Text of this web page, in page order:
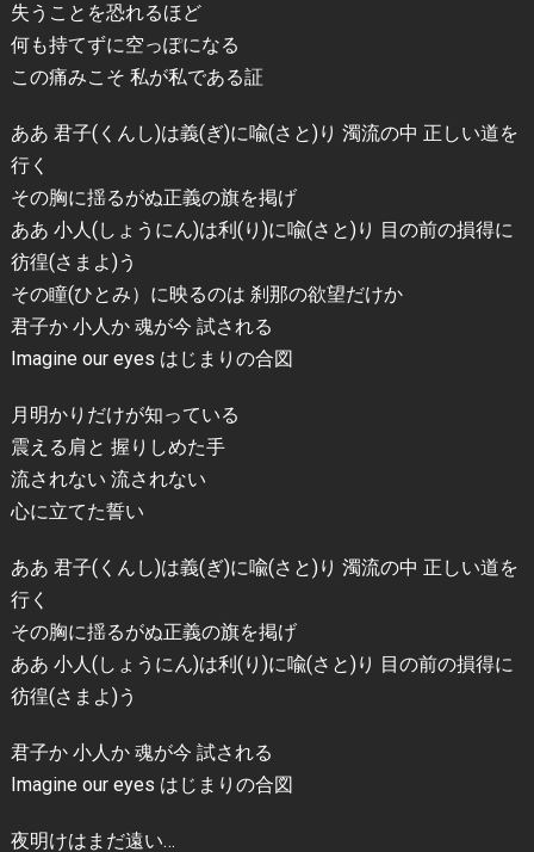
失うことを恐れるほど
何も持てずに空っぽになる
この痛みこそ 私が私である証
ああ 君子(くんし)は義(ぎ)に喩(さと)り 濁流の中 正しい道を
行く
その胸に揺るがぬ正義の旗を掲げ
ああ 小人(しょうにん)は利(り)に喩(さと)り 目の前の損得に
彷徨(さまよ)う
その瞳(ひとみ）に映るのは 刹那の欲望だけか
君子か 小人か 魂が今 試される
Imagine our eyes はじまりの合図
月明かりだけが知っている
震える肩と 握りしめた手
流されない 流されない
心に立てた誓い
ああ 君子(くんし)は義(ぎ)に喩(さと)り 濁流の中 正しい道を
行く
その胸に揺るがぬ正義の旗を掲げ
ああ 小人(しょうにん)は利(り)に喩(さと)り 目の前の損得に
彷徨(さまよ)う
君子か 小人か 魂が今 試される
Imagine our eyes はじまりの合図
夜明けはまだ遠い…